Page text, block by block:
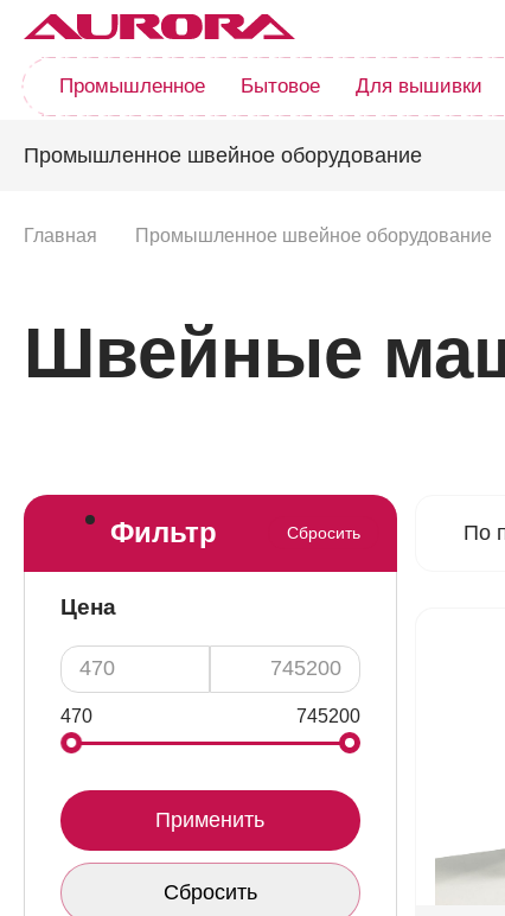
Промышленное Бытовое Для вышивки
Промышленное швейное оборудование
Главная Промышленное швейное оборудование
Швейные
Фильтр Сбросить
Цена
470 745200
Применить
Сбросить
По